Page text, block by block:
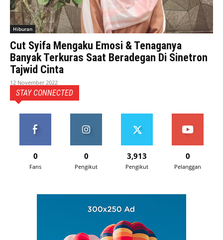
Hiburan
Cut Syifa Mengaku Emosi & Tenaganya
Banyak Terkuras Saat Beradegan Di Sinetron
Tajwid Cinta
12 November 2022
STAY CONNECTED
0
Fans
0
Pengikut
3,913
Pengikut
0
Pelanggan